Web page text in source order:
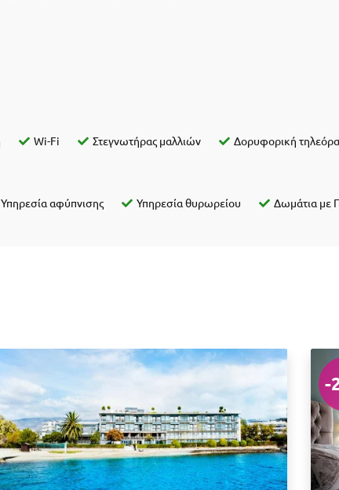
Wi-Fi Στεγνωτήρας μαλλιών Δορυφορική
Υπηρεσία αφύπνισης Υπηρεσία θυρωρείου Δωμάτια με
-